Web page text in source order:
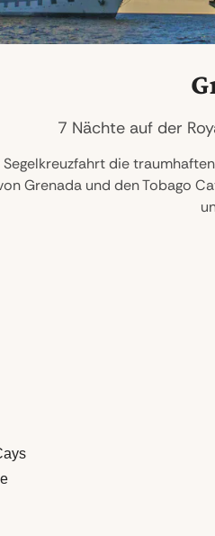
7 Nächte auf der
die
Grenada und den Tobago